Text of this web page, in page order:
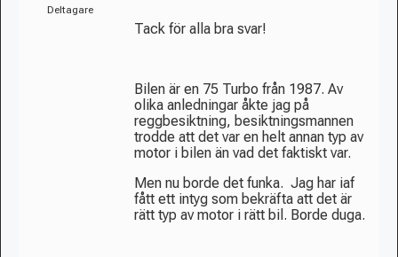
Deltagare
Tack för alla bra svar!
Bilen är en 75 Turbo från 1987. Av
olika anledningar åkte jag på
reggbesiktning, besiktningsmannen
trodde att det var en helt annan typ av
motor i bilen än vad det faktiskt var.
Men nu borde det funka. Jag har iaf
fått ett intyg som bekräfta att det är
rätt typ av motor i rätt bil. Borde duga.